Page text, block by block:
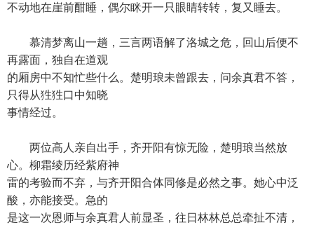
不动地在崖前酣睡，偶尔眯开一只眼睛转转，复又睡去。
慕清梦离山一趟，三言两语解了洛城之危，回山后便不
再露面，独自在道观
的厢房中不知忙些什么。楚明琅未曾跟去，问余真君不答，
只得从狌狌口中知晓
事情经过。
两位高人亲自出手，齐开阳有惊无险，楚明琅当然放
心。柳霜绫历经紫府神
雷的考验而不弃，与齐开阳合体同修是必然之事。她心中泛
酸，亦能接受。急的
是这一次恩师与余真君人前显圣，往日林林总总牵扯不清，